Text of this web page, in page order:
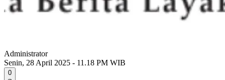
Administrator
Senin, 28 April 2025 - 11.18 PM WIB
0